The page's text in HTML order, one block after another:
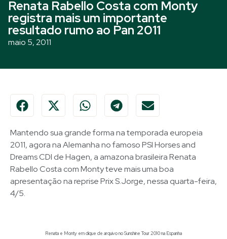
Renata Rabello Costa com Monty
registra mais um importante
resultado rumo ao Pan 2011
maio 5, 2011
Mantendo sua grande forma na temporada europeia
2011, agora na Alemanha no famoso PSI Horses and
Dreams CDI de Hagen, a amazona brasileira Renata
Rabello Costa com Monty teve mais uma boa
apresentação na reprise Prix S.Jorge, nessa quarta-feira,
4/5.
Renata e Monty em clique de arquivo no Sunshine Tour 2010 na Espanha